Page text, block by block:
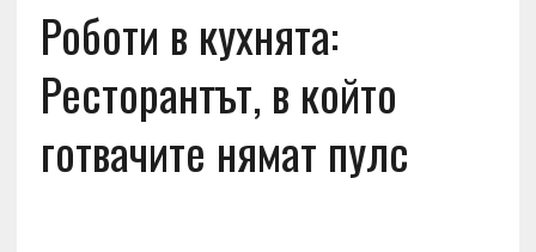
Роботи в кухнята:
Ресторантът, в който
готвачите нямат пулс